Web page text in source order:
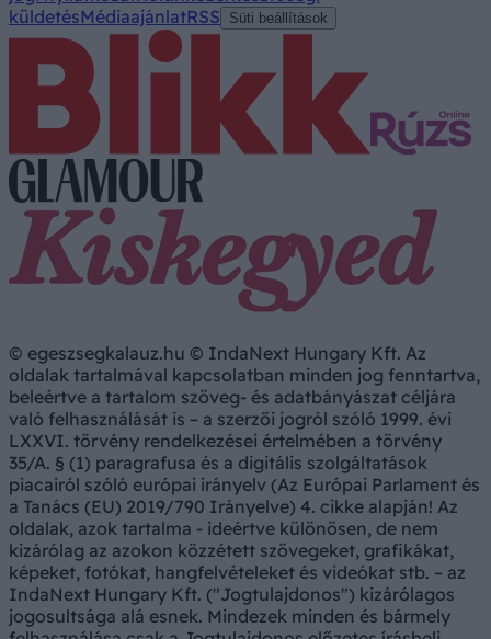
küldetésMédiaajánlatRSS Süti beállítások
© egeszsegkalauz.hu © IndaNext Hungary Kft. Az
oldalak tartalmával kapcsolatban minden jog fenntartva,
beleértve a tartalom szöveg- és adatbányászat céljára
való felhasználását is – a szerzői jogról szóló 1999. évi
LXXVI. törvény rendelkezései értelmében a törvény
35/A. § (1) paragrafusa és a digitális szolgáltatások
piacairól szóló európai irányelv (Az Európai Parlament és
a Tanács (EU) 2019/790 Irányelve) 4. cikke alapján! Az
oldalak, azok tartalma - ideértve különösen, de nem
kizárólag az azokon közzétett szövegeket, grafikákat,
képeket, fotókat, hangfelvételeket és videókat stb. – az
IndaNext Hungary Kft. ("Jogtulajdonos") kizárólagos
jogosultsága alá esnek. Mindezek minden és bármely